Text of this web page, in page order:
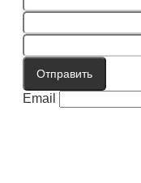
Отправить
Email